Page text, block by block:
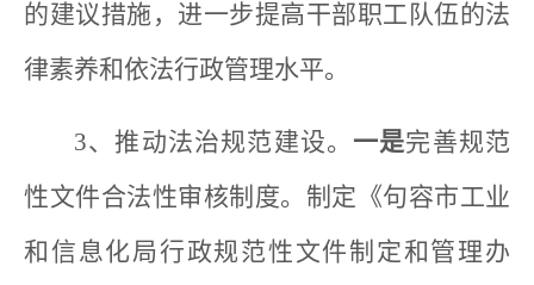
的建议措施，进一步提高干部职工队伍的法
律素养和依法行政管理水平。
3、推动法治规范建设。 一是完善规范
性文件合法性审核制度。制定《句容市工业
和信息化局行政规范性文件制定和管理办